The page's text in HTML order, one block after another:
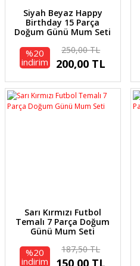
Siyah Beyaz Happy
Birthday 15 Parça
Doğum Günü Mum Seti
%20
indirim
250,00 TL
200,00 TL
Sarı Kırmızı Futbol
Temalı 7 Parça Doğum
Günü Mum Seti
%20
indirim
187,50 TL